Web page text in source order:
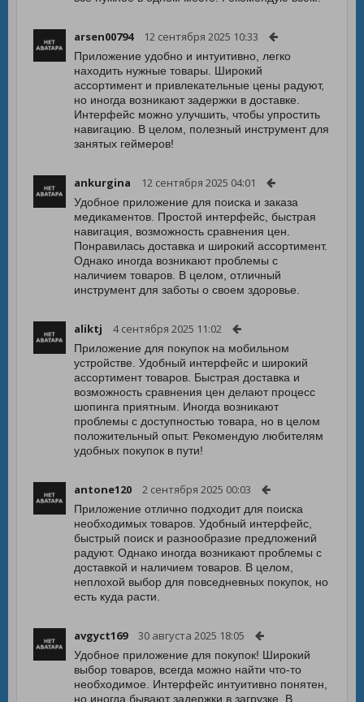
arsen00794 12 сентября 2025 10:33
Приложение удобно и интуитивно, легко
находить нужные товары. Широкий
ассортимент и привлекательные цены радуют,
но иногда возникают задержки в доставке.
Интерфейс можно улучшить, чтобы упростить
навигацию. В целом, полезный инструмент для
занятых геймеров!
ankurgina 12 сентября 2025 04:01
Удобное приложение для поиска и заказа
медикаментов. Простой интерфейс, быстрая
навигация, возможность сравнения цен.
Понравилась доставка и широкий ассортимент.
Однако иногда возникают проблемы с
наличием товаров. В целом, отличный
инструмент для заботы о своем здоровье.
aliktj 4 сентября 2025 11:02
Приложение для покупок на мобильном
устройстве. Удобный интерфейс и широкий
ассортимент товаров. Быстрая доставка и
возможность сравнения цен делают процесс
шопинга приятным. Иногда возникают
проблемы с доступностью товара, но в целом
положительный опыт. Рекомендую любителям
удобных покупок в пути!
antone120 2 сентября 2025 00:03
Приложение отлично подходит для поиска
необходимых товаров. Удобный интерфейс,
быстрый поиск и разнообразие предложений
радуют. Однако иногда возникают проблемы с
доставкой и наличием товаров. В целом,
неплохой выбор для повседневных покупок, но
есть куда расти.
avgyct169 30 августа 2025 18:05
Удобное приложение для покупок! Широкий
выбор товаров, всегда можно найти что-то
необходимое. Интерфейс интуитивно понятен,
но иногда бывают задержки в загрузке. В